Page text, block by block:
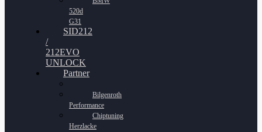
520d
G31
SID212
/
212EVO
UNLOCK
Partner
Bilgenroth
Performance
Chiptuning
Herzlacke